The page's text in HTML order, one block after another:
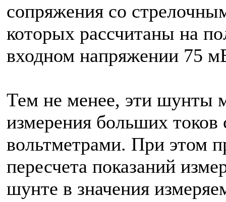
сопряжения со
которых рассчитаны на
входном напряжении 75
Тем не менее, эти шунты
измерения больших
вольтметрами. При этом
пересчета показаний
шунте в значения